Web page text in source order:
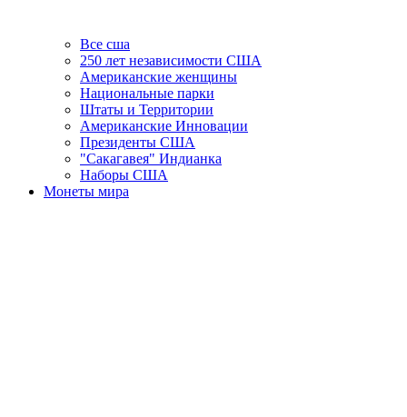
Все сша
250 лет независимости США
Американские женщины
Национальные парки
Штаты и Территории
Американские Инновации
Президенты США
"Сакагавея" Индианка
Наборы США
Монеты мира